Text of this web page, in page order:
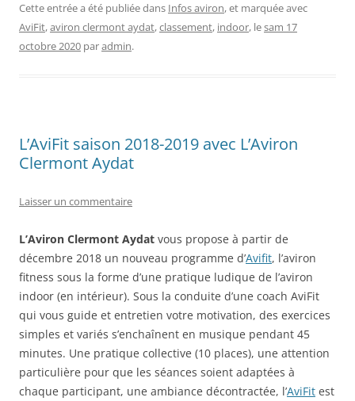
Cette entrée a été publiée dans Infos aviron, et marquée avec
AviFit,aviron clermont aydat,classement, indoor, lesam 17
octobre 2020 paradmin.
L’AviFit saison 2018-2019 avec L’Aviron
Clermont Aydat
Laisser un commentaire
L’Aviron Clermont Aydat vous propose à partir de
décembre 2018 un nouveau programme d’Avifit, l’aviron
fitness sous la forme d’une pratique ludique de l’aviron
indoor (en intérieur). Sous la conduite d’une coach AviFit
qui vous guide et entretien votre motivation, des exercices
simples et variés s’enchaînent en musique pendant 45
minutes. Une pratique collective (10 places), une attention
particulière pour que les séances soient adaptées à
chaque participant, une ambiance décontractée, l’AviFit est